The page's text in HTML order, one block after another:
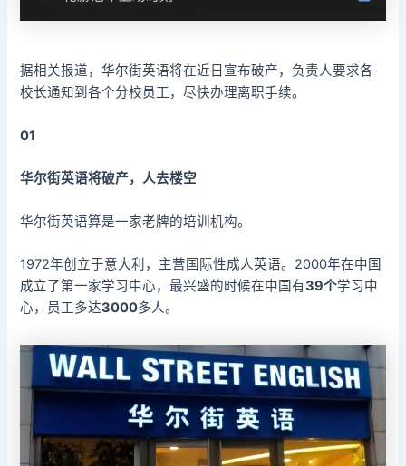
据相关报道，华尔街英语将在近日宣布破产，负责人要求各
校长通知到各个分校员工，尽快办理离职手续。
01
华尔街英语将破产，人去楼空
华尔街英语算是一家老牌的培训机构。
1972年创立于意大利，主营国际性成人英语。2000年在中国
成立了第一家学习中心，最兴盛的时候在中国有39个学习中
心，员工多达3000多人。